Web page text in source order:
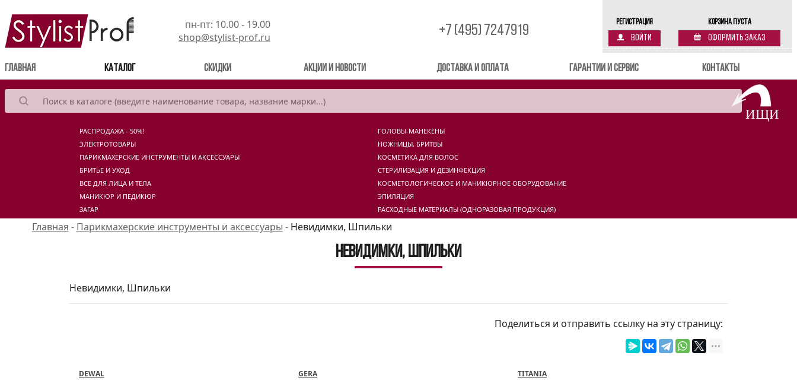
Регистрация
Войти
Корзина пуста
Оформить заказ
пн-пт: 10.00 - 19.00
shop@stylist-prof.ru
+7 (495) 7247919
Главная Каталог Скидки Акции и новости Доставка и оплата Гарантии и сервис Контакты
РАСПРОДАЖА - 50%!
ГОЛОВЫ-МАНЕКЕНЫ
ЭЛЕКТРОТОВАРЫ
НОЖНИЦЫ, БРИТВЫ
ПАРИКМАХЕРСКИЕ ИНСТРУМЕНТЫ И АКСЕССУАРЫ
КОСМЕТИКА ДЛЯ ВОЛОС
БРИТЬЕ И УХОД
СТЕРИЛИЗАЦИЯ И ДЕЗИНФЕКЦИЯ
ВСЕ ДЛЯ ЛИЦА И ТЕЛА
КОСМЕТОЛОГИЧЕСКОЕ И МАНИКЮРНОЕ ОБОРУДОВАНИЕ
МАНИКЮР И ПЕДИКЮР
ЭПИЛЯЦИЯ
ЗАГАР
РАСХОДНЫЕ МАТЕРИАЛЫ (ОДНОРАЗОВАЯ ПРОДУКЦИЯ)
Главная - Парикмахерские инструменты и аксессуары - Невидимки, Шпильки
Невидимки, Шпильки
Невидимки, Шпильки
Поделиться и отправить ссылку на эту страницу:
DEWAL GERA TITANIA